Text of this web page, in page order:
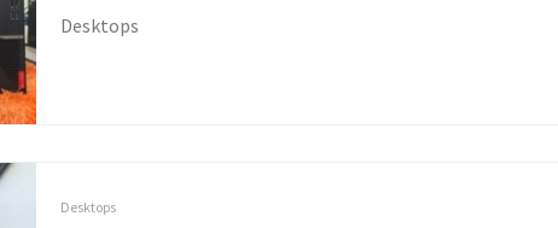
Desktops
Desktops